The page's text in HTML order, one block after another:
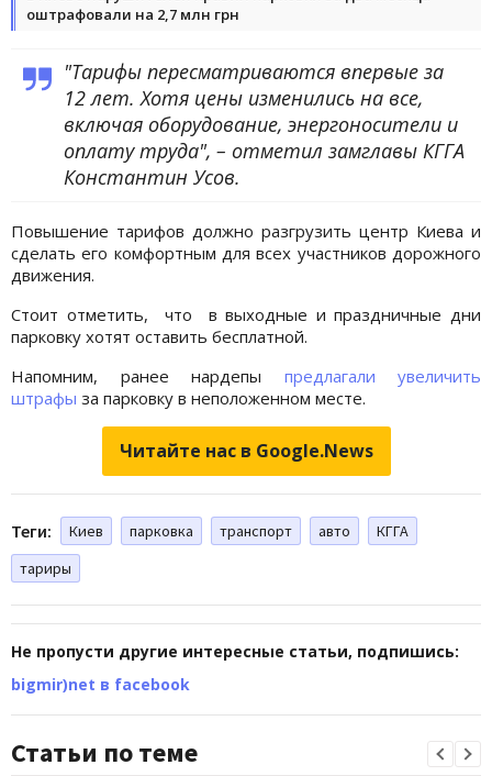
оштрафовали на 2,7 млн грн
"Тарифы пересматриваются впервые за
12 лет. Хотя цены изменились на все,
включая оборудование, энергоносители и
оплату труда", – отметил замглавы КГГА
Константин Усов.
Повышение тарифов должно разгрузить центр Киева и
сделать его комфортным для всех участников дорожного
движения.
Стоит отметить, что в выходные и праздничные дни
парковку хотят оставить бесплатной.
Напомним, ранее нардепы предлагали увеличить
штрафы за парковку в неположенном месте.
Читайте нас в Google.News
Теги: Киев парковка транспорт авто
КГГА
тариры
Не пропусти другие интересные статьи, подпишись:
bigmir)net в facebook
Статьи по теме